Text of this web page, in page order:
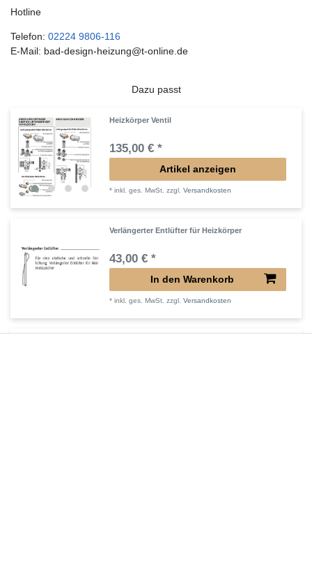
Hotline
Telefon: 02224 9806-116
E-Mail: bad-design-heizung@t-online.de
Dazu passt
Heizkörper Ventil
135,00 € *
Artikel anzeigen
*inkl. ges. MwSt. zzgl.Versandkosten
Verlängerter Entlüfter für Heizkörper
43,00 € *
In den Warenkorb
*inkl. ges. MwSt. zzgl.Versandkosten